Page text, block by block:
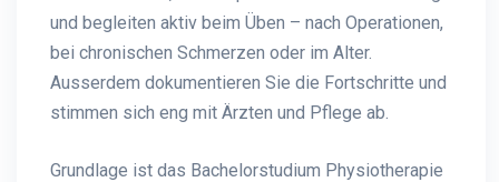
und begleiten aktiv beim Üben – nach Operationen,
bei chronischen Schmerzen oder im Alter.
Ausserdem dokumentieren Sie die Fortschritte und
stimmen sich eng mit Ärzten und Pflege ab.
Grundlage ist das Bachelorstudium Physiotherapie